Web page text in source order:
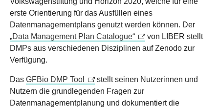
erste Orientierung für das Ausfüllen eines
Datenmanagementplans genutzt werden können. Der
„Data Management Plan Catalogue“
von LIBER stellt
DMPs aus verschiedenen Disziplinen auf Zenodo zur
Verfügung.
Das GFBio DMP Tool
stellt seinen Nutzerinnen und
Nutzern die grundlegenden Fragen zur
Datenmanagementplanung und dokumentiert die